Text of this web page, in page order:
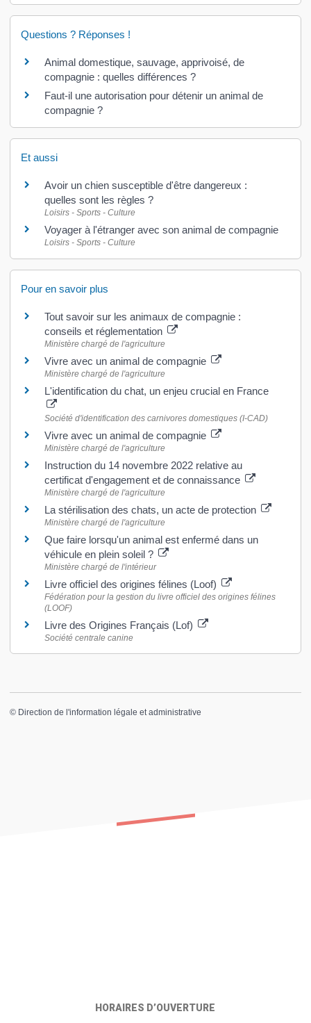
Questions ? Réponses !
Animal domestique, sauvage, apprivoisé, de
compagnie : quelles différences ?
Faut-il une autorisation pour détenir un animal de
compagnie ?
Et aussi
Avoir un chien susceptible d'être dangereux :
quelles sont les règles ?
Loisirs - Sports - Culture
Voyager à l'étranger avec son animal de compagnie
Loisirs - Sports - Culture
Pour en savoir plus
Tout savoir sur les animaux de compagnie :
conseils et réglementation
Ministère chargé de l'agriculture
Vivre avec un animal de compagnie
Ministère chargé de l'agriculture
L'identification du chat, un enjeu crucial en France
Société d'identification des carnivores domestiques (I-CAD)
Vivre avec un animal de compagnie
Ministère chargé de l'agriculture
Instruction du 14 novembre 2022 relative au
certificat d'engagement et de connaissance
Ministère chargé de l'agriculture
La stérilisation des chats, un acte de protection
Ministère chargé de l'agriculture
Que faire lorsqu'un animal est enfermé dans un
véhicule en plein soleil ?
Ministère chargé de l'intérieur
Livre officiel des origines félines (Loof)
Fédération pour la gestion du livre officiel des origines félines
(LOOF)
Livre des Origines Français (Lof)
Société centrale canine
© Direction de l'information légale et administrative
HORAIRES D’OUVERTURE